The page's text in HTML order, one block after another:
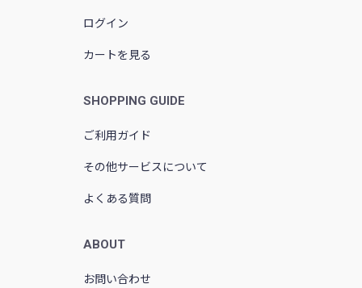
ログイン
カートを見る
SHOPPING GUIDE
ご利用ガイド
その他サービスについて
よくある質問
ABOUT
お問い合わせ